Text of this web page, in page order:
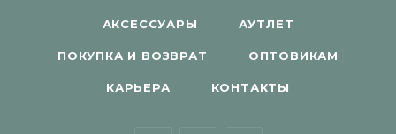
АКСЕССУАРЫ АУТЛЕТ
ПОКУПКА И ВОЗВРАТ ОПТОВИКАМ
КАРЬЕРА КОНТАКТЫ